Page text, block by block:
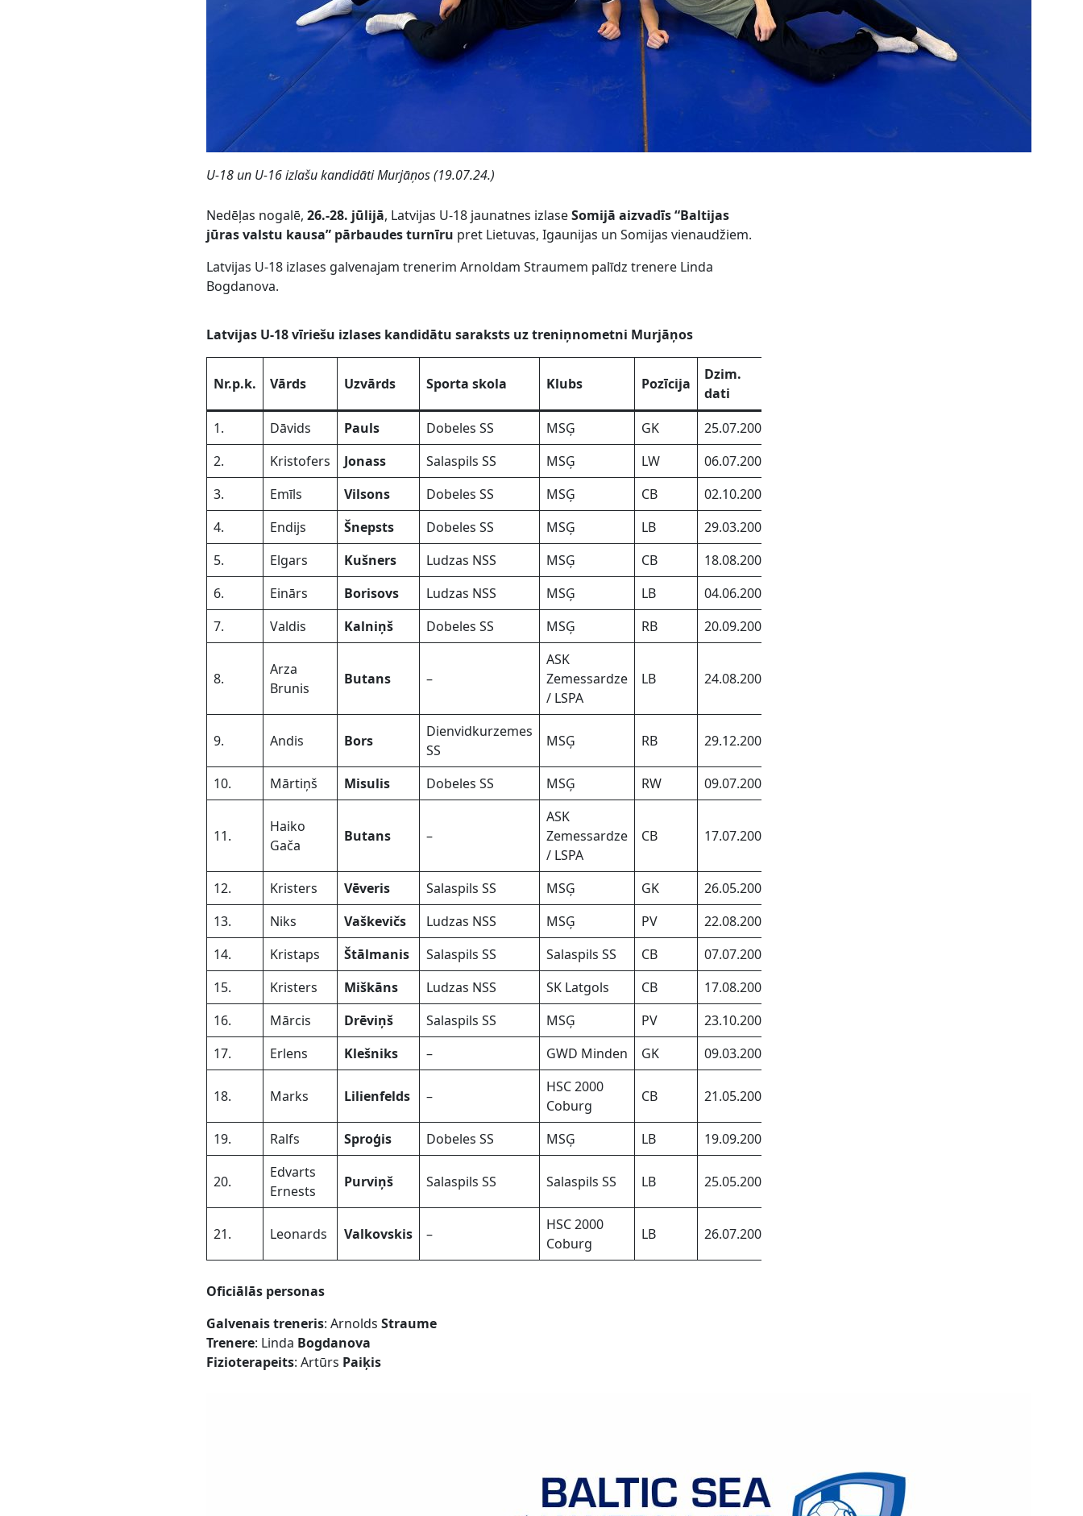
U-18 un U-16 izlašu kandidāti Murjāņos (19.07.24.)
Nedēļas nogalē,26.-28. jūlijā, Latvijas U-18 jaunatnes izlaseSomijā aizvadīs “Baltijas
jūras valstu kausa” pārbaudes turnīru pret Lietuvas, Igaunijas un Somijas vienaudžiem.
Latvijas U-18 izlases galvenajam trenerim Arnoldam Straumem palīdz trenere Linda
Bogdanova.
Latvijas U-18 vīriešu izlases kandidātu saraksts uz treniņnometni Murjāņos
Nr.p.k. Vārds Uzvārds Sporta skola Klubs Pozīcija
Dzim.
dati
1.
Dāvids Pauls Dobeles SS MSĢ GK
25.07.2006
2.
Kristofers Jonass Salaspils SS MSĢ LW
06.07.2006
3.
Emīls Vilsons Dobeles SS MSĢ CB
02.10.2007
4.
Endijs Šnepsts Dobeles SS MSĢ LB
29.03.2006
5.
Elgars Kušners Ludzas NSS MSĢ CB
18.08.2006
6.
Einārs Borisovs Ludzas NSS MSĢ LB
04.06.2007
7.
Valdis Kalniņš Dobeles SS MSĢ RB 20.09.2007
8.
Arza
Brunis
Butans –
ASK
Zemessardze
/ LSPA
LB 24.08.2006
9. Andis Bors
Dienvidkurzemes
SS
MSĢ RB 29.12.2006
10. Mārtiņš Misulis Dobeles SS MSĢ RW 09.07.2007
11.
Haiko
Gača
Butans –
ASK
Zemessardze
/ LSPA
CB 17.07.2007
12. Kristers Vēveris Salaspils SS MSĢ GK
26.05.2008
13.
Niks Vaškevičs Ludzas NSS MSĢ PV
22.08.2007
14.
Kristaps Štālmanis Salaspils SS Salaspils SS CB
07.07.2006
15.
Kristers Miškāns Ludzas NSS SK Latgols CB
17.08.2007
16.
Mārcis Drēviņš Salaspils SS MSĢ PV
23.10.2006
17.
Erlens Klešniks – GWD Minden GK 09.03.2006
18. Marks Lilienfelds –
HSC 2000
Coburg
CB 21.05.2007
19. Ralfs Sproģis Dobeles SS MSĢ LB 19.09.2008
20.
Edvarts
Ernests
Purviņš Salaspils SS Salaspils SS LB 25.05.2008
21. Leonards Valkovskis –
HSC 2000
Coburg
LB 26.07.2006
Oficiālās personas
Galvenais treneris: ArnoldsStraume
Trenere: Linda Bogdanova
Fizioterapeits: Artūrs Paiķis